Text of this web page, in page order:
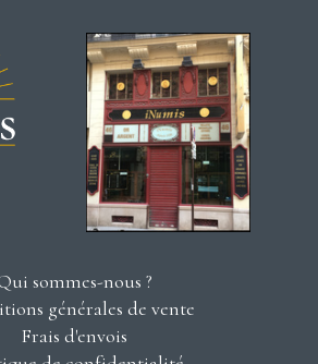
sommes-nous ?
générales de vente
Frais d'envois